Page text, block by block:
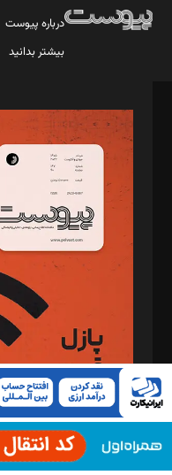
درباره پیوست
بیشتر بدانید
مدیر مسئول: محمدباقر
سردبیر: مهرک محمودی
دبیر تحریریه: میثم قاسمی
د‌بیر ناداستان: سمانه سمیع
د‌بیر خدمت و تجارت: ابوالفضل
د‌بیر حقوق فناوری:
د‌بیر پیوست جهان: مینا پاکدل
د‌بیر تحریریه آنلاین: بابک نقاش
تحریریه‌: مجتبی محمود‌ی،
مصطفی مسجدی آرانی،
رستمی،مصطفی باستان
ویرایش: نگار استاد‌‌آقا
طراح یونیفرم: مجید توکلی
فیلمبرداری و عکاسی: امیر
گرافیک و صفحه‌آرایی: